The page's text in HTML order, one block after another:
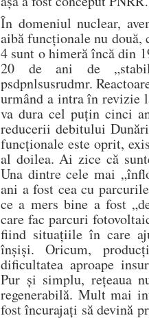
În domeniul nuclear,
aibă funcționale nu două,
4 sunt o himeră încă din
20 de ani de
psdpnlsusrudmr.
urmând a intra în revizie
va dura cel puțin cinci
reducerii debitului
funcționale este oprit,
al doilea. Ai zice că
Una dintre cele mai
ani a fost cea cu
ce a mers bine a fost
care fac parcuri
fiind situațiile în care
înșiși. Oricum,
dificultatea aproape
Pur și simplu, rețeaua
regenerabilă. Mult mai
fost încurajați să devină